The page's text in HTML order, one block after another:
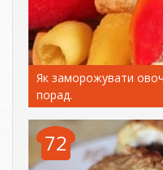
Як заморожувати
порад.
72